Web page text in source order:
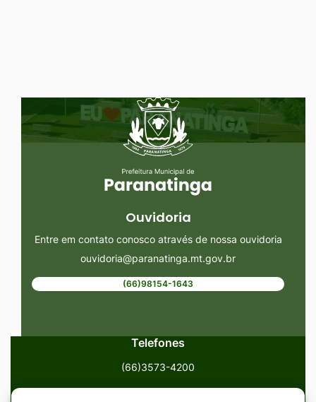
[alt+4]
Seção do Rodapé e Ouvidoria/
Ouvidoria
Entre em contato conosco através de nossa ouvidoria
ouvidoria@paranatinga.mt.gov.br
(66)98154-1643
Telefones
(66)3573-4200